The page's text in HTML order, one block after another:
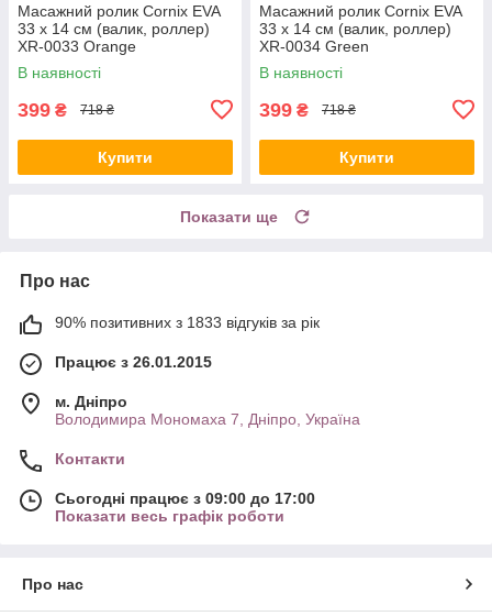
Масажний ролик Cornix EVA
33 x 14 см (валик, роллер)
XR-0033 Orange
В наявності
399 ₴ 718 ₴
Купити
Масажний ролик Cornix EVA
33 x 14 см (валик, роллер)
XR-0034 Green
В наявності
399 ₴ 718 ₴
Купити
Показати ще
Про нас
90% позитивних з 1833 відгуків за рік
Працює з 26.01.2015
м. Дніпро
Володимира Мономаха 7, Дніпро, Україна
Контакти
Сьогодні працює з 09:00 до 17:00
Показати весь графік роботи
Про нас